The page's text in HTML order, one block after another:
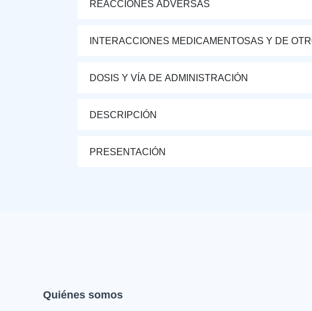
REACCIONES ADVERSAS
INTERACCIONES MEDICAMENTOSAS Y DE
DOSIS Y VÍA DE ADMINISTRACIÓN
DESCRIPCIÓN
PRESENTACIÓN
Quiénes somos